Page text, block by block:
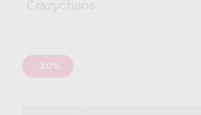
Crazychaos
-20%